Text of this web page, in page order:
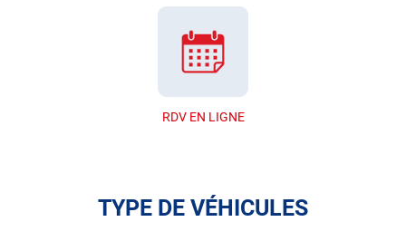
RDV EN LIGNE
TYPE DE VÉHICULES